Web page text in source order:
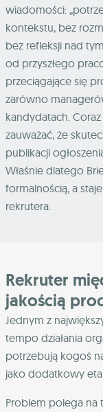
wiadomości:
kontekstu, bez
bez refleksji nad
od przyszłego
przeciągające się
zarówno
kandydatach.
zauważać, że
publikacji
Właśnie dlatego
formalnością, a
rekrutera.
Rekruter
jakością
Jednym z
tempo działania
potrzebują kogoś
jako dodatkowy
Problem polega na